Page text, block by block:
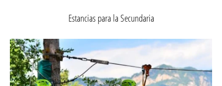
Estancias para la Secundaria